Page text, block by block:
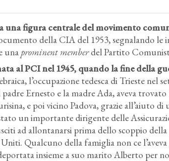
una figura centrale del movimento
della CIA del 1953, segnalando le
unaprominent memberdel Partito
al PCI nel 1945, quando la fine della
l’occupazione tedesca di Trieste nel
padre Ernesto e la madre Ada, aveva
e poi vicino Padova, grazie all’aiuto di
un importante dirigente delle
ad allontanarsi prima dello scoppio
Qualcuno della famiglia non ce
insieme a suo marito Alberto per